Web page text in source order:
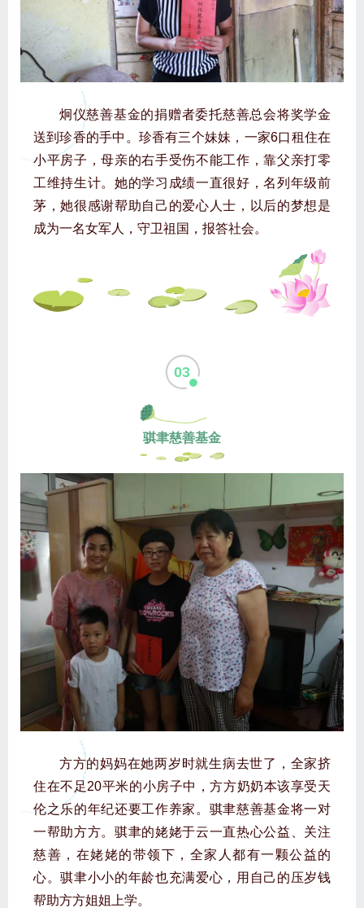
炯仪慈善基金的捐赠者委托慈善总会将奖学金
送到珍香的手中。珍香有三个妹妹，一家6口租住在
小平房子，母亲的右手受伤不能工作，靠父亲打零
工维持生计。她的学习成绩一直很好，名列年级前
茅，她很感谢帮助自己的爱心人士，以后的梦想是
成为一名女军人，守卫祖国，报答社会。
03
骐聿慈善基金
方方的妈妈在她两岁时就生病去世了，全家挤
住在不足20平米的小房子中，方方奶奶本该享受天
伦之乐的年纪还要工作养家。骐聿慈善基金将一对
一帮助方方。骐聿的姥姥于云一直热心公益、关注
慈善，在姥姥的带领下，全家人都有一颗公益的
心。骐聿小小的年龄也充满爱心，用自己的压岁钱
帮助方方姐姐上学。